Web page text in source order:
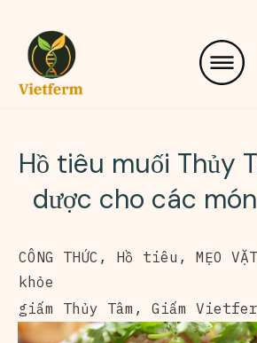
Hồ tiêu muối Thủy
dược cho các
CÔNG THỨC , Hồ tiêu , MẸO VẶT
khỏe
giấm Thủy Tâm , Giấm